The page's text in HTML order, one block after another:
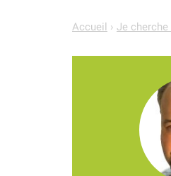
Accueil › Je cherche